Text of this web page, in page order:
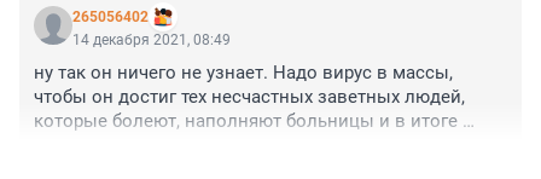
265056402
14 декабря 2021, 08:49
ну так он ничего не узнает. Надо вирус в массы,
чтобы он достиг тех несчастных заветных людей,
которые болеют, наполняют больницы и в итоге